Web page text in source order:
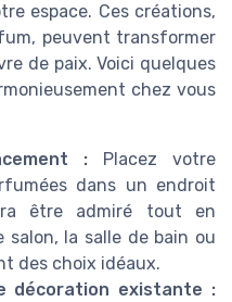
espace. Ces créations,
peuvent transformer
de paix. Voici quelques
chez vous
: Placez votre
dans un endroit
être admiré tout en
la salle de bain ou
des choix idéaux.
décoration existante :